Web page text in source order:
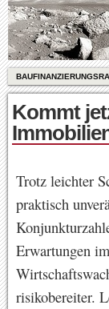
Kommt
Trotz leichter
praktisch
Erwartungen
risikobereiter.